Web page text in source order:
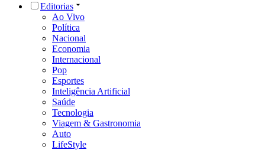
Editorias
Ao Vivo
Política
Nacional
Economia
Internacional
Pop
Esportes
Inteligência Artificial
Saúde
Tecnologia
Viagem & Gastronomia
Auto
LifeStyle